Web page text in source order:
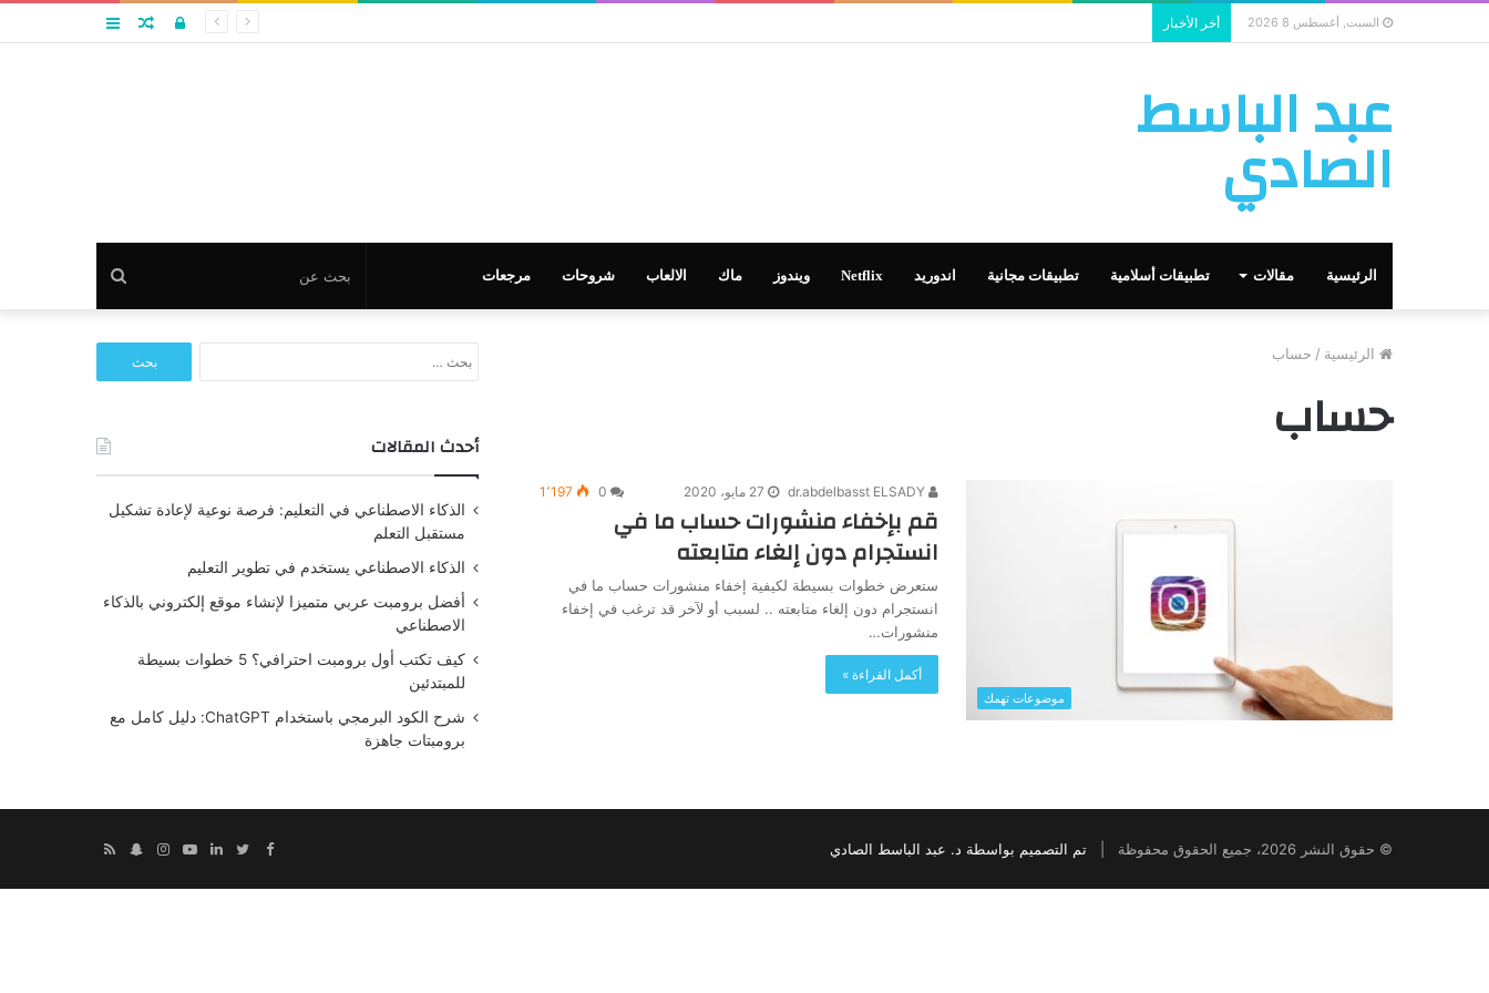
السبت, أغسطس 8 2026 أخر الأخبار عمودمقالتسجيل
عبد الباسط
الصادي
الرئيسية مقالات تطبيقات أسلامية تطبيقات مجانية اندوريد Netflix ويندوز ماك الالعاب شروحات مرجعات بحث
عن
الرئيسية / حساب
حساب
موضوعات تهمك
27 مايو، 2020 0 1٬197
قم بإخفاء منشورات حساب ما في
انستجرام دون إلغاء متابعته
ستعرض خطوات بسيطة لكيفية إخفاء منشورات حساب ما في
انستجرام دون إلغاء متابعته .. لسبب أو لآخر قد ترغب في إخفاء
منشورات…
أكمل القراءة »
عن:
أحدث المقالات
الذكاء الاصطناعي في التعليم: فرصة نوعية لإعادة تشكيل
مستقبل التعلم
الذكاء الاصطناعي يستخدم في تطوير التعليم
أفضل برومبت عربي متميزا لإنشاء موقع إلكتروني بالذكاء
الاصطناعي
كيف تكتب أول برومبت احترافي؟ 5 خطوات بسيطة
للمبتدئين
شرح الكود البرمجي باستخدام ChatGPT: دليل كامل مع
برومبتات جاهزة
© حقوق النشر 2026، جميع الحقوق محفوظة | تم التصميم بواسطة د. عبد الباسط الصادي Facebook
Twitter
LinkedIn
YouTube
Instagram
Snapchat
RSS